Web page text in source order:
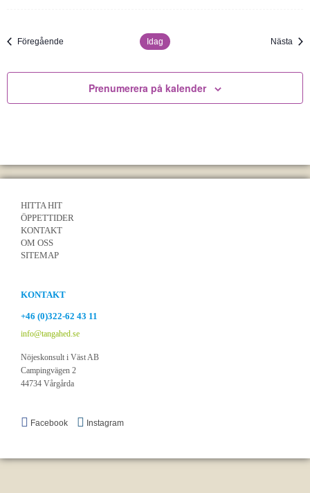
Föregående Idag Nästa
Prenumerera på kalender
HITTA HIT
ÖPPETTIDER
KONTAKT
OM OSS
SITEMAP
KONTAKT
+46 (0)322-62 43 11
info@tangahed.se
Nöjeskonsult i Väst AB
Campingvägen 2
44734 Vårgårda
Facebook Instagram